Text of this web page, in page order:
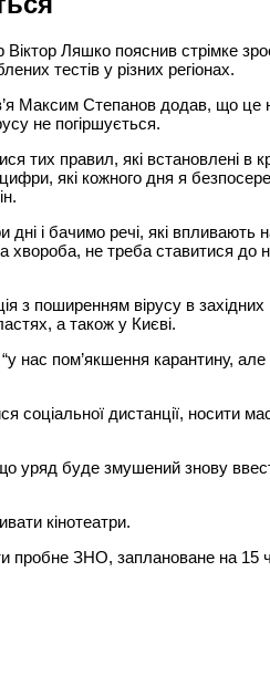
Ляшко пояснив стрімке
тестів у різних регіонах.
Максим Степанов додав, що це
не погіршується.
тих правил, які встановлені в
які кожного дня я
дні і бачимо речі, які впливають
хвороба, не треба ставитися до
з поширенням вірусу в західних
а також у Києві.
нас пом’якшення карантину, але
соціальної дистанції, носити
уряд буде змушений знову
кінотеатри.
пробне ЗНО, заплановане на 15